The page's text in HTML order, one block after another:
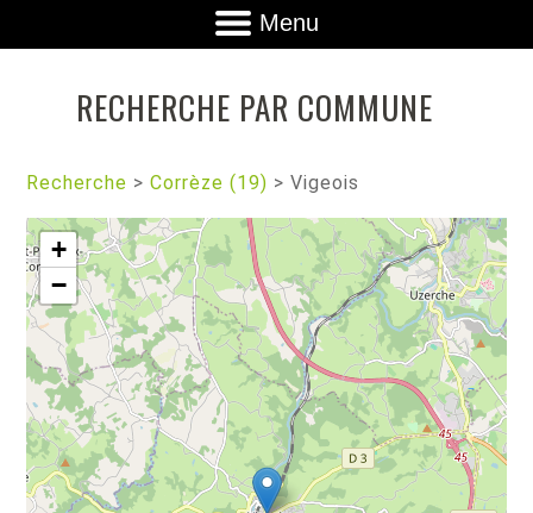
Menu
RECHERCHE PAR COMMUNE
Recherche >Corrèze (19) >Vigeois
+
−